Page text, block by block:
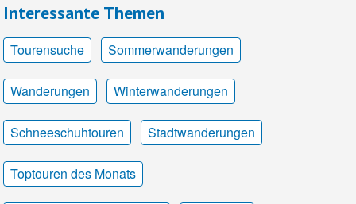
Interessante Themen
Tourensuche Sommerwanderungen
Wanderungen Winterwanderungen
Schneeschuhtouren Stadtwanderungen
Toptouren des Monats